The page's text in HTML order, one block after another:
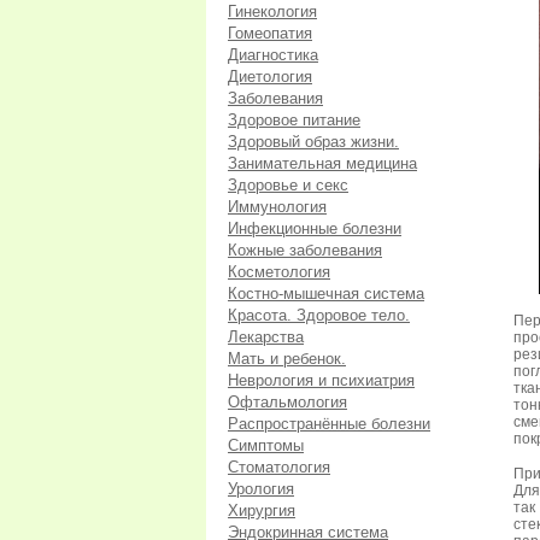
Гинекология
Гомеопатия
Диагностика
Диетология
Заболевания
Здоровое питание
Здоровый образ жизни.
Занимательная медицина
Здоровье и секс
Иммунология
Инфекционные болезни
Кожные заболевания
Косметология
Костно-мышечная система
Красота. Здоровое тело.
Лекарства
Мать и ребенок.
Неврология и психиатрия
Офтальмология
Распространённые болезни
Симптомы
Стоматология
Урология
Хирургия
Эндокринная система